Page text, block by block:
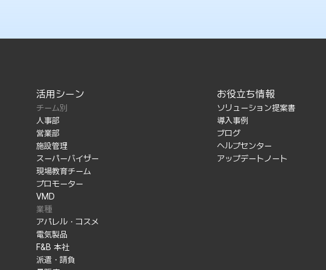
活用シーン
チーム別
人事部
営業部
施設管理
スーパーバイザー
現場教育チーム
プロモーター
VMD
業種
アパレル・コスメ
電気製品
F&B 本社
派遣・請負
お役立ち情報
ソリューション提案書
導入事例
ブログ
ヘルプセンター
アップデートノート